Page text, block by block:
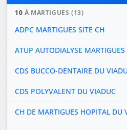
10 À MARTIGUES (13)
ADPC MARTIGUES SITE CH
ATUP AUTODIALYSE MARTIGUES
CDS BUCCO-DENTAIRE DU
CDS POLYVALENT DU VIADUC
CH DE MARTIGUES HOPITAL DU